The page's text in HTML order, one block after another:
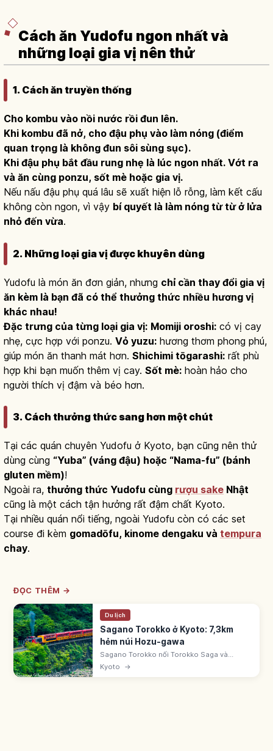
Cách ăn Yudofu ngon nhất và
những loại gia vị nên thử
1. Cách ăn truyền thống
Cho kombu vào nồi nước rồi đun lên.
Khi kombu đã nở, cho đậu phụ vào làm nóng (điểm
quan trọng là không đun sôi sùng sục).
Khi đậu phụ bắt đầu rung nhẹ là lúc ngon nhất. Vớt ra
và ăn cùng ponzu, sốt mè hoặc gia vị.
Nếu nấu đậu phụ quá lâu sẽ xuất hiện lỗ rỗng, làm kết cấu
không còn ngon, vì vậy bí quyết là làm nóng từ từ ở lửa
nhỏ đến vừa.
2. Những loại gia vị được khuyên dùng
Yudofu là món ăn đơn giản, nhưng chỉ cần thay đổi gia vị
ăn kèm là bạn đã có thể thưởng thức nhiều hương vị
khác nhau!
Đặc trưng của từng loại gia vị: Momiji oroshi: có vị cay
nhẹ, cực hợp với ponzu. Vỏ yuzu: hương thơm phong phú,
giúp món ăn thanh mát hơn. Shichimi tōgarashi: rất phù
hợp khi bạn muốn thêm vị cay. Sốt mè: hoàn hảo cho
người thích vị đậm và béo hơn.
3. Cách thưởng thức sang hơn một chút
Tại các quán chuyên Yudofu ở Kyoto, bạn cũng nên thử
dùng cùng “Yuba” (váng đậu) hoặc “Nama-fu” (bánh
gluten mềm)!
Ngoài ra, thưởng thức Yudofu cùng rượu sake Nhật
cũng là một cách tận hưởng rất đậm chất Kyoto.
Tại nhiều quán nổi tiếng, ngoài Yudofu còn có các set
course đi kèm gomadōfu, kinome dengaku và tempura
chay.
ĐỌC THÊM →
Du lịch
Sagano Torokko ở Kyoto: 7,3km
hẻm núi Hozu-gawa
Sagano Torokko nối Torokko Saga và
Kameoka 7,3km, tận dụng tuyến cũ JR Sanin
từ 1991. Toa 5 'The Rich-go' mở không kính.
Kyoto →